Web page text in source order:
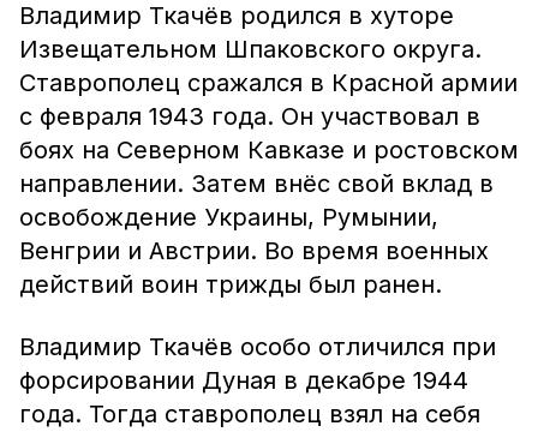
Владимир Ткачёв родился в хуторе
Извещательном Шпаковского округа.
Ставрополец сражался в Красной армии
с февраля 1943 года. Он участвовал в
боях на Северном Кавказе и ростовском
направлении. Затем внёс свой вклад в
освобождение Украины, Румынии,
Венгрии и Австрии. Во время военных
действий воин трижды был ранен.
Владимир Ткачёв особо отличился при
форсировании Дуная в декабре 1944
года. Тогда ставрополец взял на себя